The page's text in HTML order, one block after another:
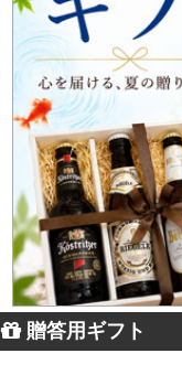
贈答用ギフト